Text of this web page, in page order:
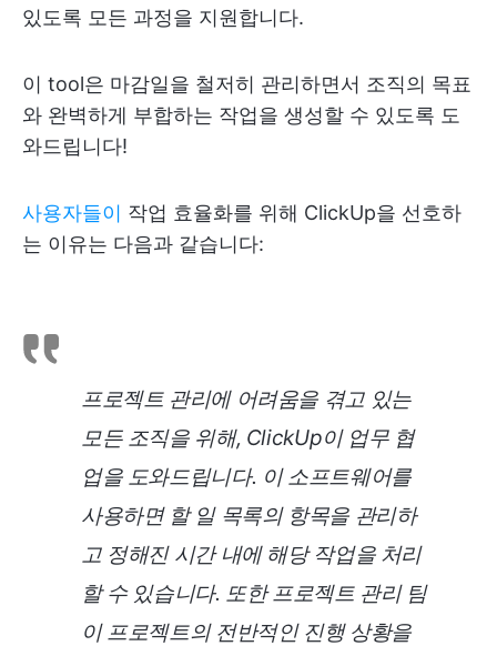
있도록 모든 과정을 지원합니다.
이 tool은 마감일을 철저히 관리하면서 조직의 목표
와 완벽하게 부합하는 작업을 생성할 수 있도록 도
와드립니다!
사용자들이 작업 효율화를 위해 ClickUp을 선호하
는 이유는 다음과 같습니다:
프로젝트 관리에 어려움을 겪고 있는
모든 조직을 위해, ClickUp이 업무 협
업을 도와드립니다. 이 소프트웨어를
사용하면 할 일 목록의 항목을 관리하
고 정해진 시간 내에 해당 작업을 처리
할 수 있습니다. 또한 프로젝트 관리 팀
이 프로젝트의 전반적인 진행 상황을